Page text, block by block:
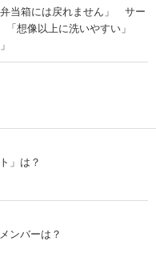
弁当箱には戻れません」 サー
想像以上に洗いやすい」
」は？
ンバーは？